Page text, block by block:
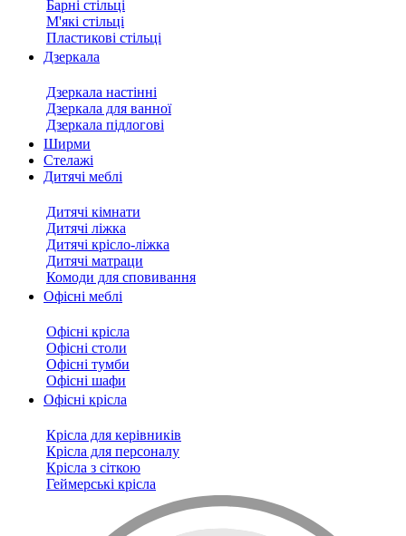
Барні стільці
М'які стільці
Пластикові стільці
Дзеркала
Дзеркала настінні
Дзеркала для ванної
Дзеркала підлогові
Ширми
Стелажі
Дитячі меблі
Дитячі кімнати
Дитячі ліжка
Дитячі крісло-ліжка
Дитячі матраци
Комоди для сповивання
Офісні меблі
Офісні крісла
Офісні столи
Офісні тумби
Офісні шафи
Офісні крісла
Крісла для керівників
Крісла для персоналу
Крісла з сіткою
Геймерські крісла